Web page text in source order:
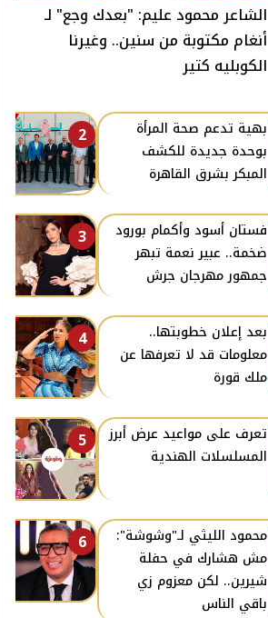
الشاعر محمود عليم: "بعدك وجع" لـ
أنغام مكتوبة من سنين.. وغيرنا
الكوبليه كتير
2
بهية تدعم صحة المرأة
بوحدة جديدة للكشف
المبكر بشرق القاهرة
3
فستان أسود وأكمام بورود
ضخمة.. عبير نعمة تبهر
جمهور مهرجان جرش
4
بعد إعلان خطوبتها..
معلومات قد لا تعرفها عن
ملك قورة
5
تعرف على مواعيد عرض أبرز
المسلسلات الهندية
6
محمود الليثي لـ"وشوشة":
مش هشارك في حفلة
شيرين.. لكن معزوم زي
باقي الناس